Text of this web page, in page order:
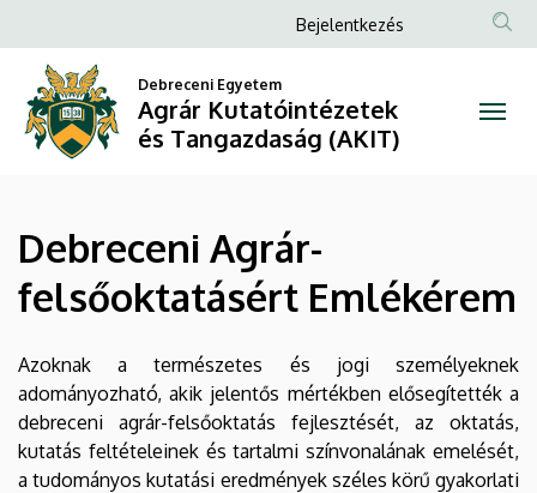
Agrár-
felsőoktatásért
Emlékérem
Agrár
Kutatóintézetek
és
Tangazdaság
(AKIT)
a
tartalomra
Anonim
fiók
menüje
Bejelentkezés
Debreceni Egyetem
Agrár Kutatóintézetek
és Tangazdaság (AKIT)
Debreceni Agrár-
felsőoktatásért Emlékérem
Azoknak a természetes és jogi személyeknek
adományozható, akik jelentős mértékben elősegítették a
debreceni agrár-felsőoktatás fejlesztését, az oktatás,
kutatás feltételeinek és tartalmi színvonalának emelését,
a tudományos kutatási eredmények széles körű gyakorlati